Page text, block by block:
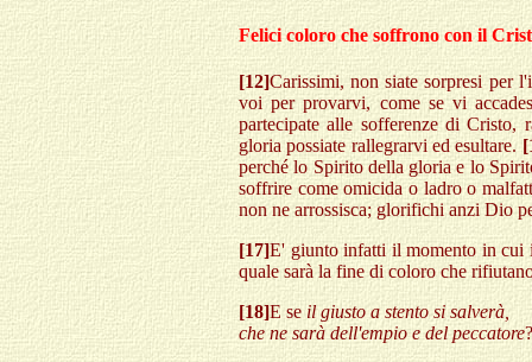
Felici coloro che soffrono con il
[12]Carissimi, non siate sorpresi per
voi per provarvi, come se vi
partecipate alle sofferenze di Cristo,
gloria possiate rallegrarvi ed esultare.
perché lo Spirito della gloria e lo
soffrire come omicida o ladro o
non ne arrossisca; glorifichi anzi Dio
[17]E' giunto infatti il momento in cui
quale sarà la fine di coloro che
[18]E se il giusto a stento si salverà,
che ne sarà dell'empio e del peccatore?